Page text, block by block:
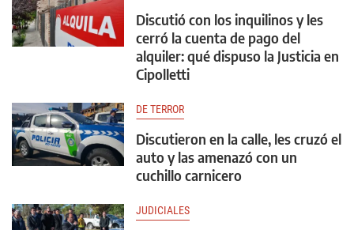
Discutió con los inquilinos y les
cerró la cuenta de pago del
alquiler: qué dispuso la Justicia en
Cipolletti
DE TERROR
Discutieron en la calle, les cruzó el
auto y las amenazó con un
cuchillo carnicero
JUDICIALES